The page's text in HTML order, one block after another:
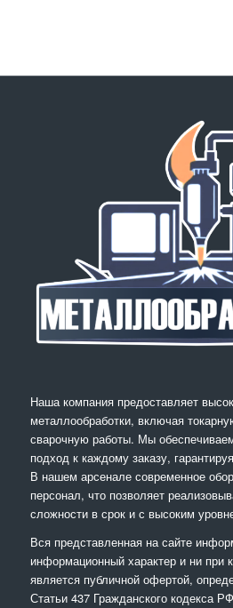
Наша компания предоставляет
металлообработки, включая
сварочную работы. Мы
подход к каждому заказу,
В нашем арсенале современное
персонал, что позволяет
сложности в срок и с высоким
Вся представленная на сайте
информационный характер и ни при
является публичной офертой,
Статьи 437 Гражданского кодекса